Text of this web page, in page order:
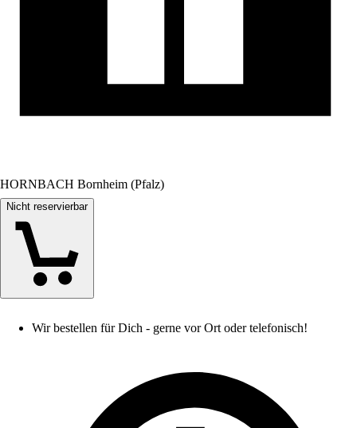
HORNBACH Bornheim (Pfalz)
Nicht reservierbar
Wir bestellen für Dich - gerne vor Ort oder telefonisch!